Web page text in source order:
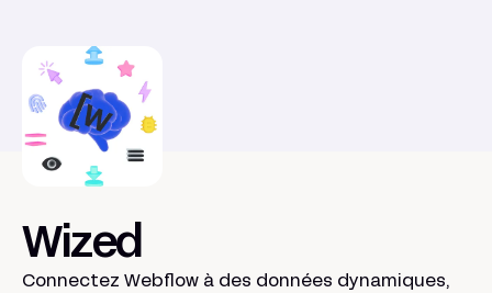
Wized
Connectez Webflow à des données dynamiques,